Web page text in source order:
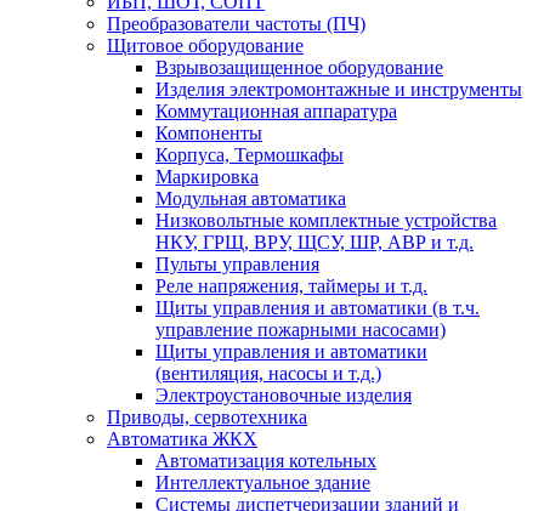
Преобразователи частоты (ПЧ)
Щитовое оборудование
Взрывозащищенное оборудование
Изделия электромонтажные и инструменты
Коммутационная аппаратура
Компоненты
Корпуса, Термошкафы
Маркировка
Модульная автоматика
Низковольтные комплектные устройства
НКУ, ГРЩ, ВРУ, ЩСУ, ШР, АВР и т.д.
Пульты управления
Реле напряжения, таймеры и т.д.
Щиты управления и автоматики (в т.ч.
управление пожарными насосами)
Щиты управления и автоматики
(вентиляция, насосы и т.д.)
Электроустановочные изделия
Приводы, сервотехника
Автоматика ЖКХ
Автоматизация котельных
Интеллектуальное здание
Системы диспетчеризации зданий и